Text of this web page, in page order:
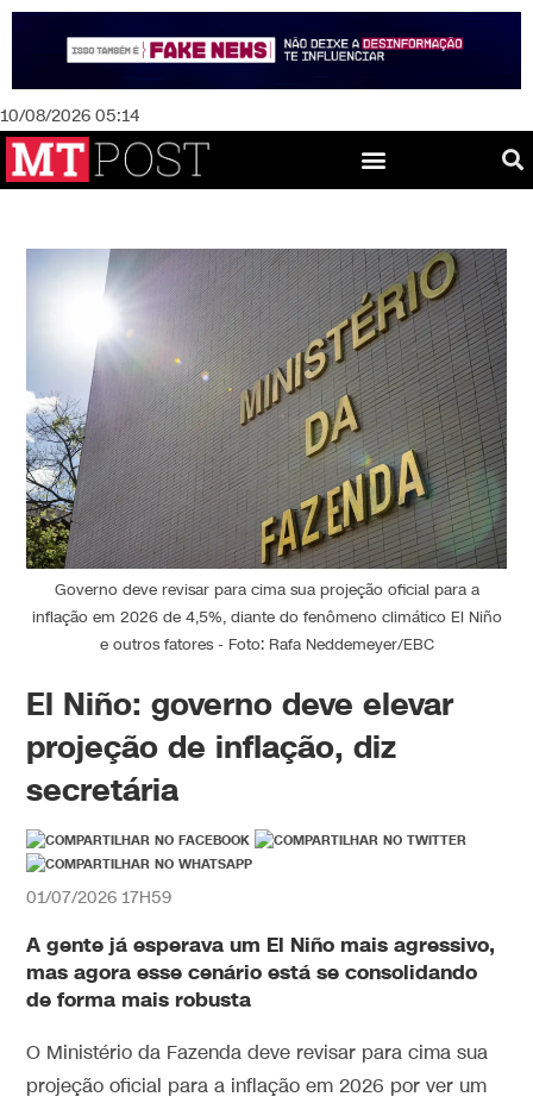
10/08/2026 05:14
Governo deve revisar para cima sua projeção oficial para a
inflação em 2026 de 4,5%, diante do fenômeno climático El Niño
e outros fatores - Foto: Rafa Neddemeyer/EBC
El Niño: governo deve elevar
projeção de inflação, diz
secretária
01/07/2026 17H59
A gente já esperava um El Niño mais agressivo,
mas agora esse cenário está se consolidando
de forma mais robusta
O Ministério da Fazenda deve revisar para cima sua
projeção oficial para a inflação em 2026 por ver um